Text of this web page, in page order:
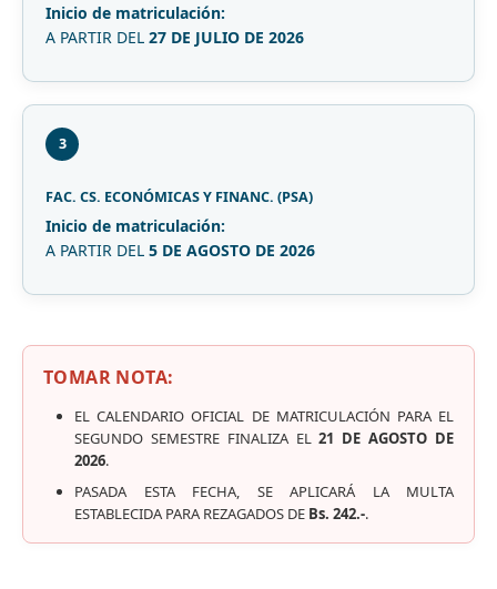
Inicio de matriculación:
A PARTIR DEL 27 DE JULIO DE 2026
3
FAC. CS. ECONÓMICAS Y FINANC. (PSA)
Inicio de matriculación:
A PARTIR DEL 5 DE AGOSTO DE 2026
TOMAR NOTA:
EL CALENDARIO OFICIAL DE MATRICULACIÓN PARA EL
SEGUNDO SEMESTRE FINALIZA EL21 DE AGOSTO DE
2026.
PASADA ESTA FECHA, SE APLICARÁ LA MULTA
ESTABLECIDA PARA REZAGADOS DE Bs. 242.-.